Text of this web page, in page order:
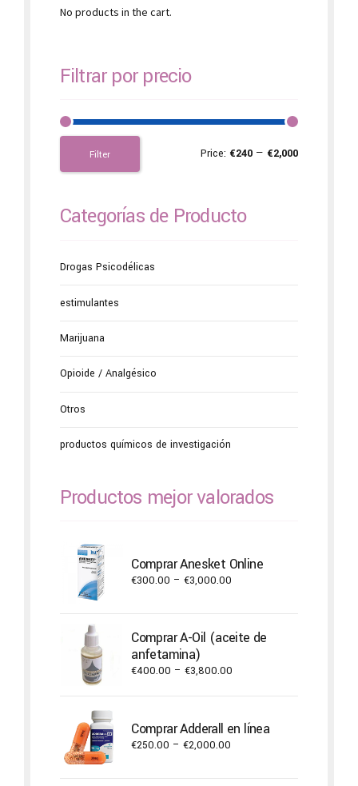
No products in the cart.
Filtrar por precio
Filter Price: €240 — €2,000
Categorías de Producto
Drogas Psicodélicas
estimulantes
Marijuana
Opioide / Analgésico
Otros
productos químicos de investigación
Productos mejor valorados
Comprar Anesket Online
€300.00 – €3,000.00
through
€3,000.00
Comprar A-Oil (aceite de
anfetamina)
€400.00 – €3,800.00
through
€3,800.00
Comprar Adderall en línea
€250.00 – €2,000.00